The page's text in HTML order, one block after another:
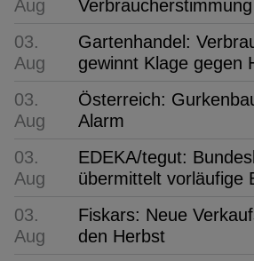
Aug
03.
Aug
Gartenhandel:
gewinnt Klage gegen
03.
Aug
Österreich:
Alarm
03.
Aug
EDEKA/tegut:
übermittelt vorläufige
03.
Aug
Fiskars: Neue
den Herbst